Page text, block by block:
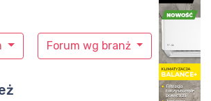
Forum wg branż